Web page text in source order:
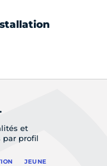
et
par profil
JEUNE